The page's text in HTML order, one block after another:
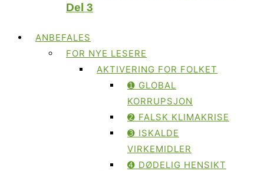
Del 3
ANBEFALES
FOR NYE LESERE
AKTIVERING FOR FOLKET
➊ GLOBAL
KORRUPSJON
➋ FALSK KLIMAKRISE
➌ ISKALDE
VIRKEMIDLER
➍ DØDELIG HENSIKT